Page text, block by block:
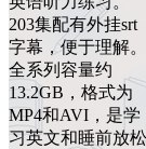
203集配有外挂srt
字幕，便于理解。
全系列容量约
13.2GB，格式为
MP4和AVI，是学
习英文和睡前放松